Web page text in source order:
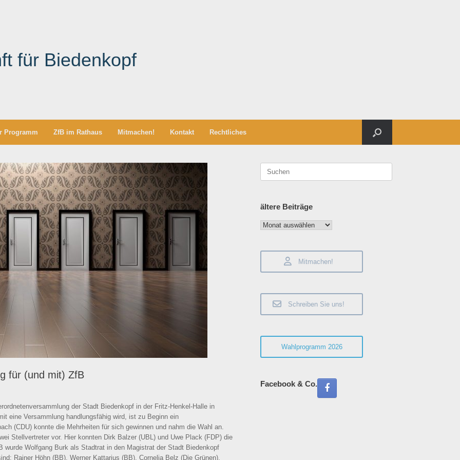
für Biedenkopf
Programm ZfB im Rathaus Mitmachen! Kontakt Rechtliches
für (und mit) ZfB
der Stadt Biedenkopf in der Fritz-Henkel-Halle in
eine Versammlung handlungsfähig wird, ist zu Beginn ein
(CDU) konnte die Mehrheiten für sich gewinnen und nahm die Wahl an.
Stellvertreter vor. Hier konnten Dirk Balzer (UBL) und Uwe Plack (FDP) die
wurde Wolfgang Burk als Stadtrat in den Magistrat der Stadt Biedenkopf
Rainer Höhn (BB), Werner Kattarius (BB), Cornelia Belz (Die Grünen),
Suchen
ältere Beiträge
ältere
Mitmachen!
Schreiben Sie uns!
Wahlprogramm 2026
Facebook & Co.